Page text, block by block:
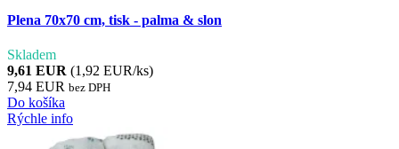
Plena 70x70 cm, tisk - palma & slon
Skladem
9,61 EUR (1,92 EUR/ks)
7,94 EUR bez DPH
Do košíka
Rýchle info